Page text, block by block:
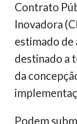
Contrato
Inovadora
estimado de
destinado a
da
Podem